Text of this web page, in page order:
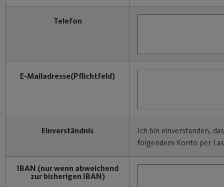
Telefon
E-Mailadresse(Pflichtfeld)
Einverständnis
Ich bin einverstanden,
folgendem Konto per
IBAN (nur wenn abweichend
zur bisherigen IBAN)